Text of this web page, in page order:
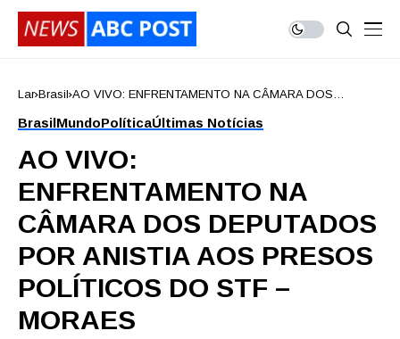
Lar Brasil AO VIVO: ENFRENTAMENTO NA CÂMARA DOS
DO STF – MORAES
BrasilMundoPolíticaÚltimas Notícias
AO VIVO:
ENFRENTAMENTO NA
CÂMARA DOS DEPUTADOS
POR ANISTIA AOS PRESOS
POLÍTICOS DO STF –
MORAES